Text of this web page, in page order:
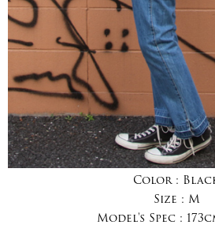
Color :
Size : M
Model's Spec :